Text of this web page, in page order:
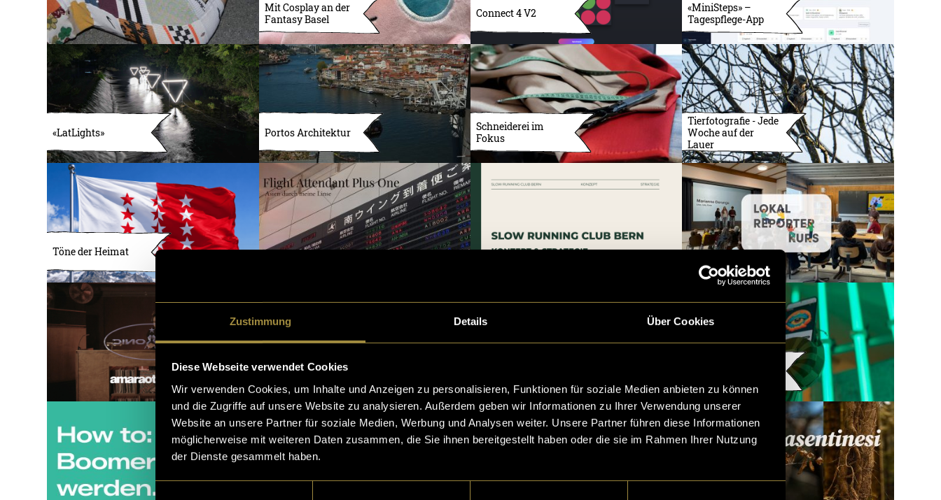
Zustimmung Details Über Cookies
Diese Webseite verwendet Cookies
Wir verwenden Cookies, um Inhalte und Anzeigen zu personalisieren, Funktionen für soziale Medien anbieten zu können
und die Zugriffe auf unsere Website zu analysieren. Außerdem geben wir Informationen zu Ihrer Verwendung unserer
Website an unsere Partner für soziale Medien, Werbung und Analysen weiter. Unsere Partner führen diese Informationen
möglicherweise mit weiteren Daten zusammen, die Sie ihnen bereitgestellt haben oder die sie im Rahmen Ihrer Nutzung
der Dienste gesammelt haben.
Mit Cosplay an der
Fantasy Basel
Connect 4 V2
«MiniSteps» –
Tagespflege-App
«LatLights» Portos Architektur
Schneiderei im
Fokus
Tierfotografie - Jede
Woche auf der
Lauer
Töne der Heimat